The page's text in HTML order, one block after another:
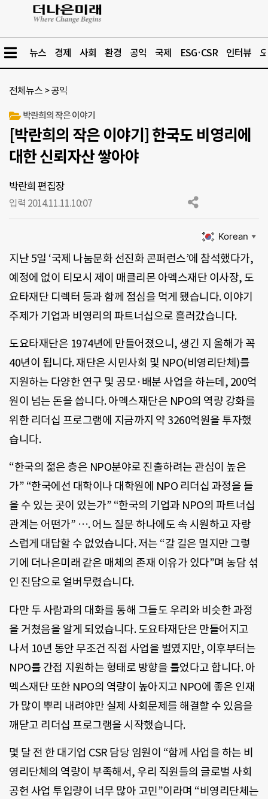
뉴스 경제 사회 환경 공익 국제 ESG·CSR 인터뷰
전체뉴스 >공익
박란희의 작은 이야기
[박란희의 작은 이야기] 한국도 비영리에
대한 신뢰자산 쌓아야
박란희 편집장
입력 2014.11.11.10:07
Korean ▼
지난 5일 ‘국제 나눔문화 선진화 콘퍼런스’에 참석했다가,
예정에 없이 티모시 제이 매클리몬 아멕스재단 이사장, 도
요타재단 디렉터 등과 함께 점심을 먹게 됐습니다. 이야기
주제가 기업과 비영리의 파트너십으로 흘러갔습니다.
도요타재단은 1974년에 만들어졌으니, 생긴 지 올해가 꼭
40년이 됩니다. 재단은 시민사회 및 NPO(비영리단체)를
지원하는 다양한 연구 및 공모·배분 사업을 하는데, 200억
원이 넘는 돈을 씁니다. 아멕스재단은 NPO의 역량 강화를
위한 리더십 프로그램에 지금까지 약 3260억원을 투자했
습니다.
“한국의 젊은 층은 NPO분야로 진출하려는 관심이 높은
가” “한국에선 대학이나 대학원에 NPO 리더십 과정을 들
을 수 있는 곳이 있는가” “한국의 기업과 NPO의 파트너십
관계는 어떤가” …. 어느 질문 하나에도 속 시원하고 자랑
스럽게 대답할 수 없었습니다. 저는 “갈 길은 멀지만 그렇
기에 더나은미래 같은 매체의 존재 이유가 있다”며 농담 섞
인 진담으로 얼버무렸습니다.
다만 두 사람과의 대화를 통해 그들도 우리와 비슷한 과정
을 거쳤음을 알게 되었습니다. 도요타재단은 만들어지고
나서 10년 동안 무조건 직접 사업을 벌였지만, 이후부터는
NPO를 간접 지원하는 형태로 방향을 틀었다고 합니다. 아
멕스재단 또한 NPO의 역량이 높아지고 NPO에 좋은 인재
가 많이 뿌리 내려야만 실제 사회문제를 해결할 수 있음을
깨닫고 리더십 프로그램을 시작했습니다.
몇 달 전 한 대기업 CSR 담당 임원이 “함께 사업을 하는 비
영리단체의 역량이 부족해서, 우리 직원들의 글로벌 사회
공헌 사업 투입량이 너무 많아 고민”이라며 “비영리단체는